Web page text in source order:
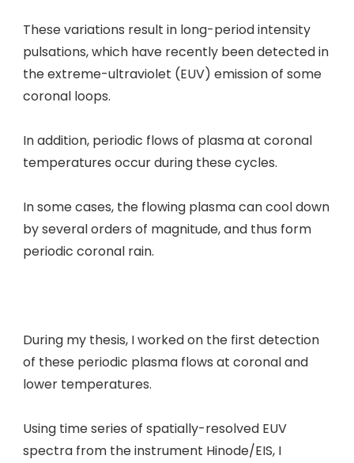
These variations result in long-period intensity
pulsations, which have recently been detected in
the extreme-ultraviolet (EUV) emission of some
coronal loops.
In addition, periodic flows of plasma at coronal
temperatures occur during these cycles.
In some cases, the flowing plasma can cool down
by several orders of magnitude, and thus form
periodic coronal rain.
During my thesis, I worked on the first detection
of these periodic plasma flows at coronal and
lower temperatures.
Using time series of spatially-resolved EUV
spectra from the instrument Hinode/EIS, I